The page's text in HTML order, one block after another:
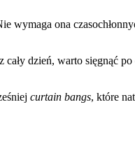
wymaga ona
dzień, warto sięgnąć
curtain bangs, które